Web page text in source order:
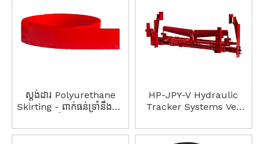
ស្ដង់ដារ Polyurethane
Skirting - ពាក់ធន់ទ្រាំនឹងការ
ប្រឹក្សាភិបាលបិទជិត Chute
HP-JPY-V Hydraulic
Tracker Systems Vee